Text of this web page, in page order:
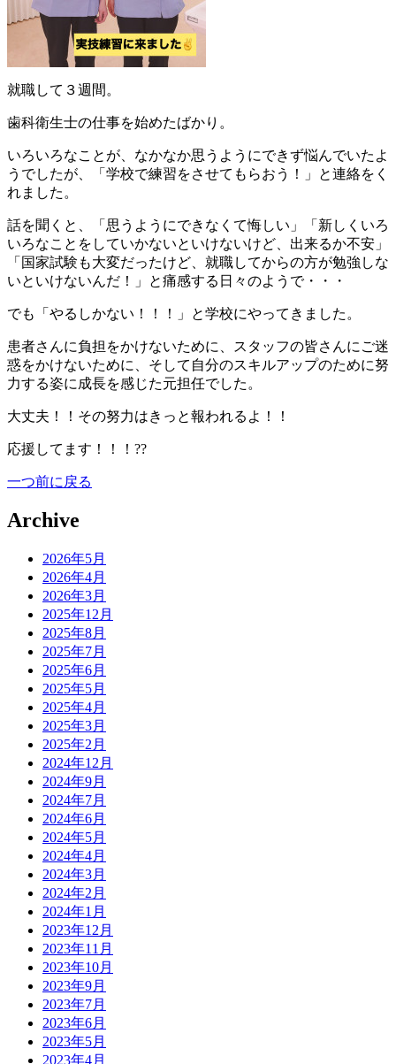
就職して３週間。
歯科衛生士の仕事を始めたばかり。
いろいろなことが、なかなか思うようにできず悩んでいたよ
うでしたが、「学校で練習をさせてもらおう！」と連絡をく
れました。
話を聞くと、「思うようにできなくて悔しい」「新しくいろ
いろなことをしていかないといけないけど、出来るか不安」
「国家試験も大変だったけど、就職してからの方が勉強しな
いといけないんだ！」と痛感する日々のようで・・・
でも「やるしかない！！！」と学校にやってきました。
患者さんに負担をかけないために、スタッフの皆さんにご迷
惑をかけないために、そして自分のスキルアップのために努
力する姿に成長を感じた元担任でした。
大丈夫！！その努力はきっと報われるよ！！
応援してます！！！?‍?
一つ前に戻る
Archive
2026年5月
2026年4月
2026年3月
2025年12月
2025年8月
2025年7月
2025年6月
2025年5月
2025年4月
2025年3月
2025年2月
2024年12月
2024年9月
2024年7月
2024年6月
2024年5月
2024年4月
2024年3月
2024年2月
2024年1月
2023年12月
2023年11月
2023年10月
2023年9月
2023年7月
2023年6月
2023年5月
2023年4月